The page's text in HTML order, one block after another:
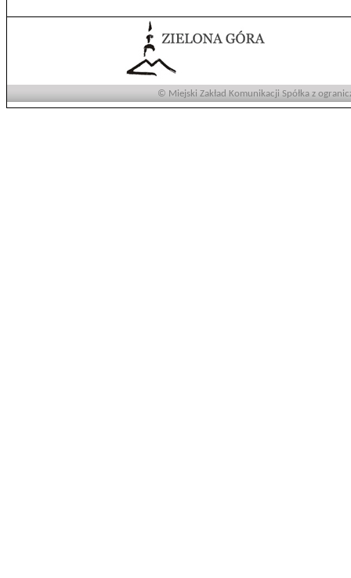
© Miejski Zakład Komunikacji Spółka z